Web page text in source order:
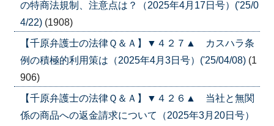
の特商法規制、注意点は？（2025年4月17日号）('25/0
4/22) (1908)
【千原弁護士の法律Ｑ＆Ａ】▼４２７▲ カスハラ条
例の積極的利用策は（2025年4月3日号）('25/04/08) (1
906)
【千原弁護士の法律Ｑ＆Ａ】▼４２６▲ 当社と無関
係の商品への返金請求について（2025年3月20日号）